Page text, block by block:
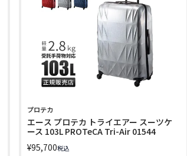
プロテカ
エース プロテカ トライエアー スーツケ
ース 103L PROTeCA Tri-Air 01544
¥95,700税込